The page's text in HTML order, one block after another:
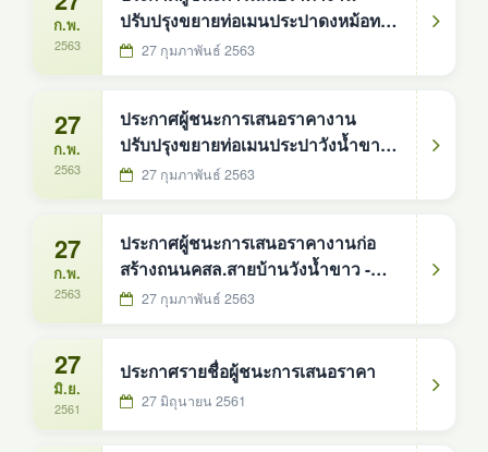
ก.พ.
2563
ปรับปรุงขยายท่อเมนประปาดงหม้อทอง
หมู่ที่627 กุมภาพันธ์ 2563
27
ก.พ.
2563
ประกาศผู้ชนะการเสนอราคางาน
ปรับปรุงขยายท่อเมนประปาวังน้ำขาว
หมู่ที่327 กุมภาพันธ์ 2563
27
ก.พ.
2563
ประกาศผู้ชนะการเสนอราคางานก่อ
สร้างถนนคสล.สายบ้านวังน้ำขาว -
บ้านดู่27 กุมภาพันธ์ 2563
27
มิ.ย.
2561
ประกาศรายชื่อผู้ชนะการเสนอราคา
27 มิถุนายน 2561